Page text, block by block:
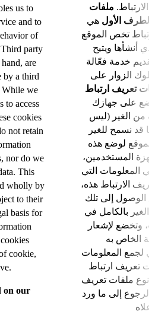
us to
and to
of
party
are
by a third
While we
to access
cookies
not retain
nor do we
This
wholly by
to their
basis for
cookie,
our
ملفات
الطرف الأول هي
تخص الموقع
أنشأها ويتيح
تقديم خدمة فعّالة
الزوار على
تعريف ارتباط
على جهازك
من الغير (ليس
قد نسمح للغير
لوضع هذه
المستخدمين،
في المعلومات التي
الارتباط هذه،
الوصول إلى تلك
الغير بالكامل في
وتخضع لإشعار
لجمع المعلومات
تعريف ارتباط
نوع ملفات تعريف
الرجوع إلى ما ورد